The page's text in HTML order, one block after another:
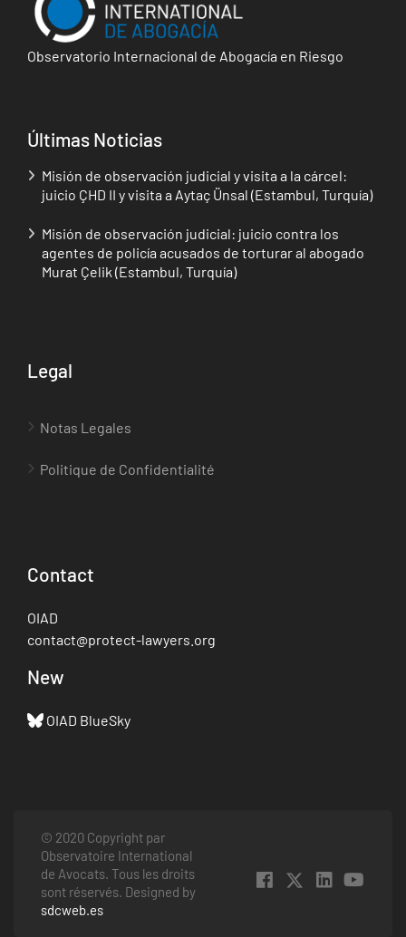
Observatorio Internacional de Abogacía en Riesgo
Últimas Noticias
Misión de observación judicial y visita a la cárcel:
juicio ÇHD II y visita a Aytaç Ünsal (Estambul, Turquía)
Misión de observación judicial: juicio contra los
agentes de policía acusados de torturar al abogado
Murat Çelik (Estambul, Turquía)
Legal
Notas Legales
Politique de Confidentialité
Contact
OIAD
contact@protect-lawyers.org
New
OIAD BlueSky
© 2020 Copyright par
Observatoire International
de Avocats. Tous les droits
sont réservés. Designed by
sdcweb.es